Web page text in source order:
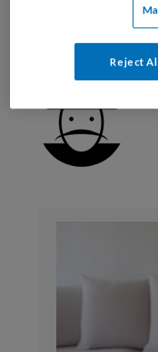
Reageer op
Reject